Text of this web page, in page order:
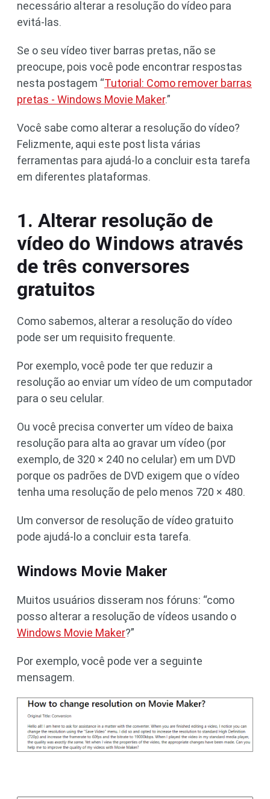
necessário alterar a resolução do vídeo para
evitá-las.
Se o seu vídeo tiver barras pretas, não se
preocupe, pois você pode encontrar respostas
nesta postagem “Tutorial: Como remover barras
pretas - Windows Movie Maker.”
Você sabe como alterar a resolução do vídeo?
Felizmente, aqui este post lista várias
ferramentas para ajudá-lo a concluir esta tarefa
em diferentes plataformas.
1. Alterar resolução de
vídeo do Windows através
de três conversores
gratuitos
Como sabemos, alterar a resolução do vídeo
pode ser um requisito frequente.
Por exemplo, você pode ter que reduzir a
resolução ao enviar um vídeo de um computador
para o seu celular.
Ou você precisa converter um vídeo de baixa
resolução para alta ao gravar um vídeo (por
exemplo, de 320 × 240 no celular) em um DVD
porque os padrões de DVD exigem que o vídeo
tenha uma resolução de pelo menos 720 × 480.
Um conversor de resolução de vídeo gratuito
pode ajudá-lo a concluir esta tarefa.
Windows Movie Maker
Muitos usuários disseram nos fóruns: “como
posso alterar a resolução de vídeos usando o
Windows Movie Maker?”
Por exemplo, você pode ver a seguinte
mensagem.